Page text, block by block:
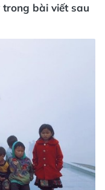
bài viết sau